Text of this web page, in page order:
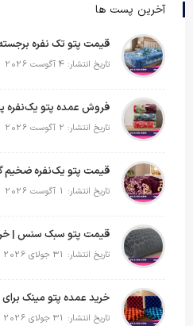
آخرین پست ها
تاریخ انتشار: 4 آگوست 2026
تاریخ انتشار: 2 آگوست 2026
تاریخ انتشار: 1 آگوست 2026
تاریخ انتشار: 31 جولای 2026
تاریخ انتشار: 31 جولای 2026